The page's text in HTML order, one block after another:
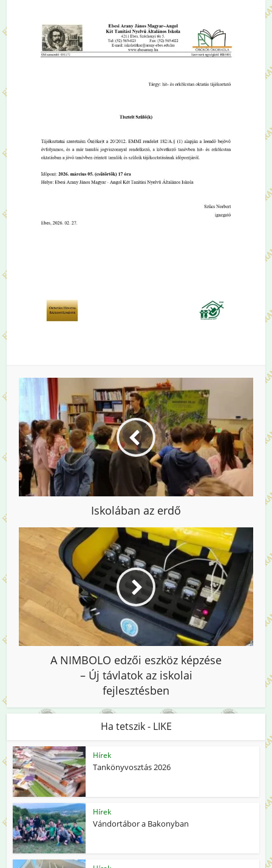
Iskolában az erdő
A NIMBOLO edzői eszköz képzése
– Új távlatok az iskolai
fejlesztésben
Ha tetszik - LIKE
Hírek
Tankönyvosztás 2026
Hírek
Vándortábor a Bakonyban